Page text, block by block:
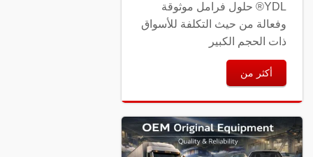
YDL® حلول فرامل موثوقة
وفعالة من حيث التكلفة للأسواق
ذات الحجم الكبير
أكثر من